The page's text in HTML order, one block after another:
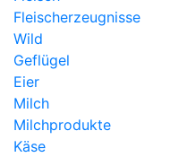
Fleischerzeugnisse
Wild
Geflügel
Eier
Milch
Milchprodukte
Käse